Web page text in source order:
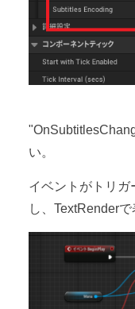
い。
イベントがトリ
し、TextRender